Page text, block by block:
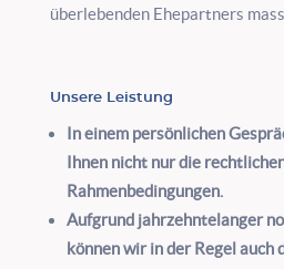
überlebenden Ehepartners
Unsere Leistung
In einem persönlichen
Ihnen nicht nur die
Rahmenbedingungen.
Aufgrund jahrzehntelanger
können wir in der Regel auch